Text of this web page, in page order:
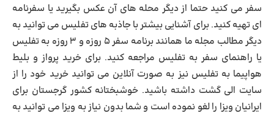
سفر می کنید حتما از دیگر محله های آن عکس بگیرید یا سفرنامه
ای تهیه کنید. برای آشنایی بیشتر با جاذبه های تفلیس می توانید به
دیگر مطالب مجله ما همانند برنامه سفر ۵ روزه و ۳ روزه به تفلیس
یا راهنمای سفر به تفلیس مراجعه کنید. برای خرید پرواز و بلیط
هواپیما به تفلیس نیز به صورت آنلاین می توانید خرید خود را از
سایت الی گشت داشته باشید. خوشبختانه کشور گرجستان برای
ایرانیان ویزا را لغو نموده است و شما بدون نیاز به ویزا می توانید به